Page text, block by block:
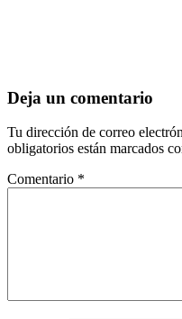
Deja un comentario
Tu dirección de correo
obligatorios están marcados
Comentario *